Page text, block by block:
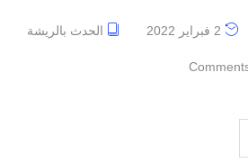
الحدث بالريشة